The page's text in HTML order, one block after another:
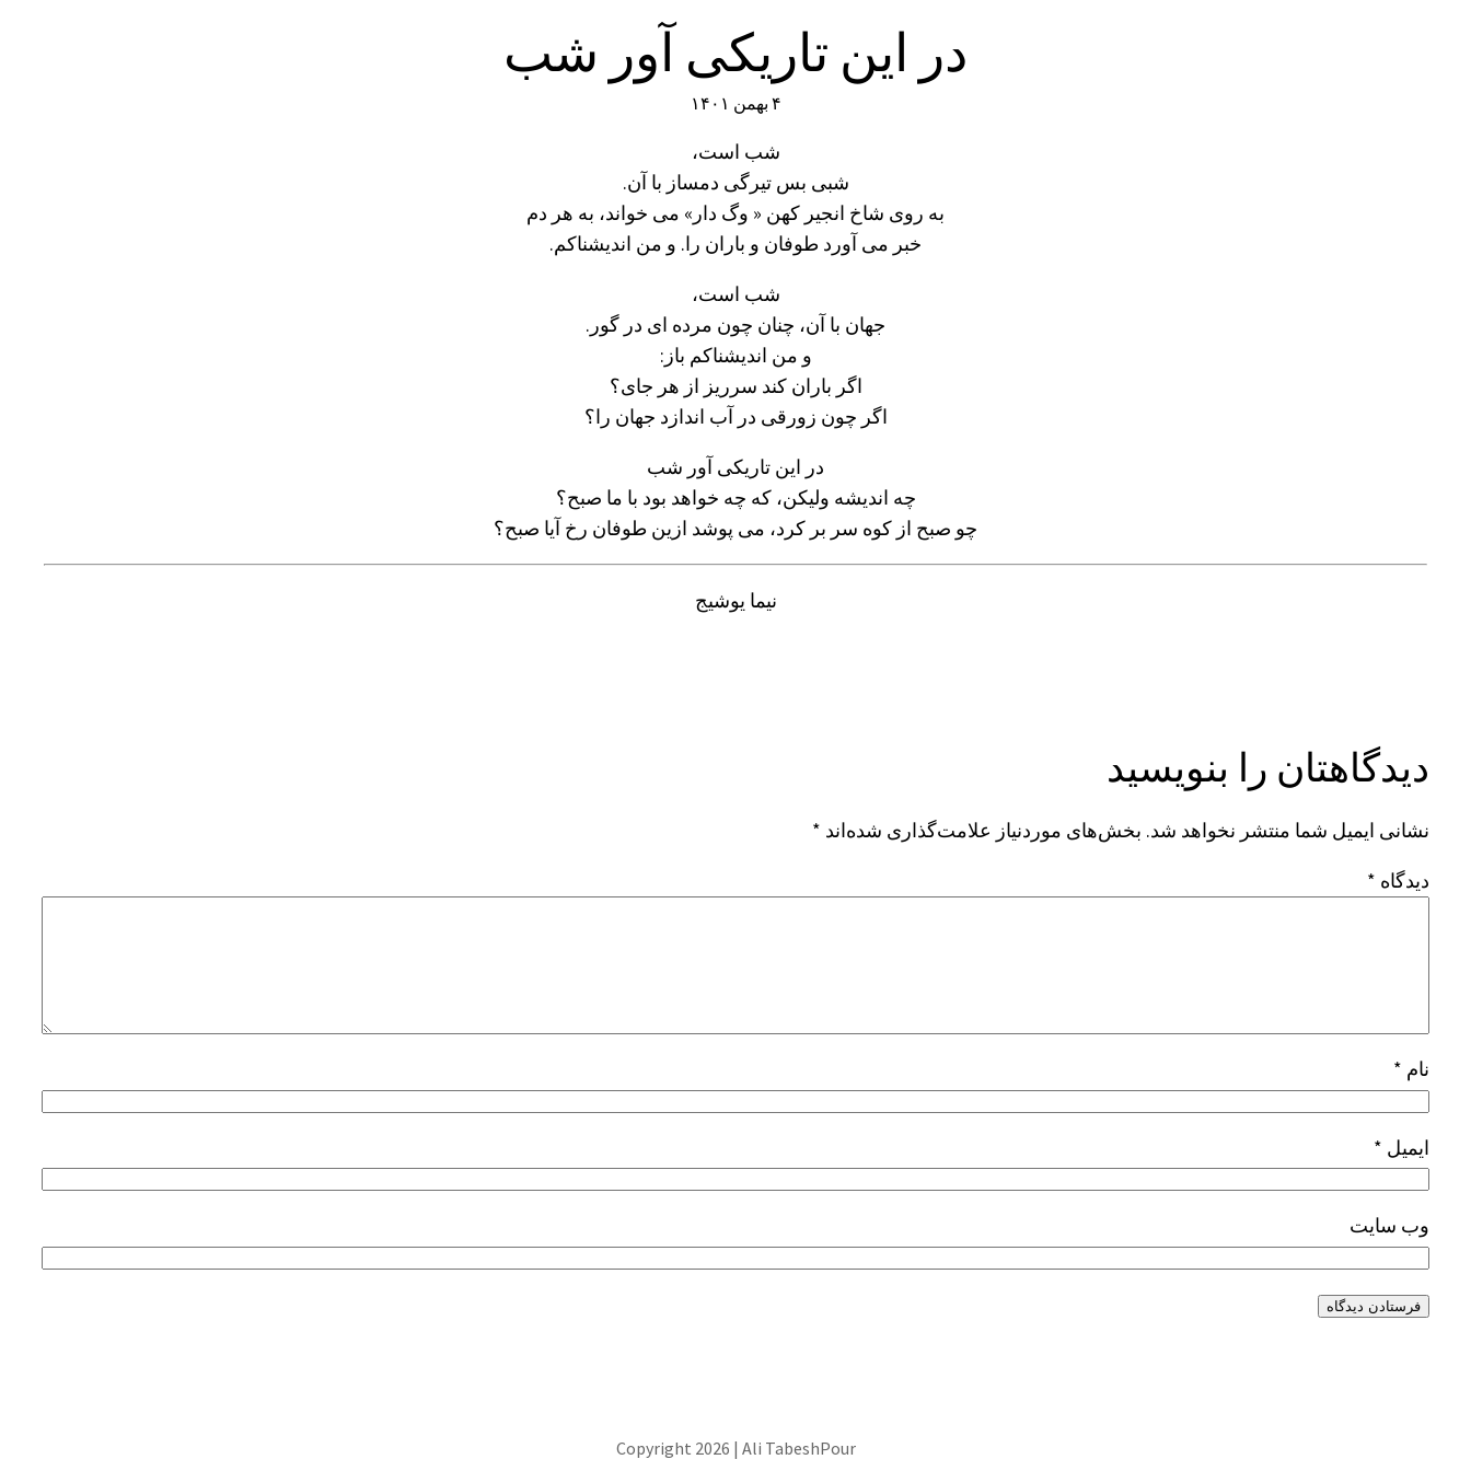
در این تاریکی آور شب
۴ بهمن ۱۴۰۱
شب است،
شبی بس تیرگی دمساز با آن.
به روی شاخ انجیر کهن « وگ دار» می خواند، به هر دم
خبر می آورد طوفان و باران را. و من اندیشناکم.
شب است،
جهان با آن، چنان چون مرده ای در گور.
و من اندیشناکم باز:
اگر باران کند سرریز از هر جای؟
اگر چون زورقی در آب اندازد جهان را؟
در این تاریکی آور شب
چه اندیشه ولیکن، که چه خواهد بود با ما صبح؟
چو صبح از کوه سر بر کرد، می پوشد ازین طوفان رخ آیا صبح؟
نیما یوشیج
دیدگاهتان را بنویسید
نشانی ایمیل شما منتشر نخواهد شد. بخش‌های موردنیاز علامت‌گذاری شده‌اند *
دیدگاه *
نام *
ایمیل *
وب‌ سایت
Copyright 2026 | Ali TabeshPour